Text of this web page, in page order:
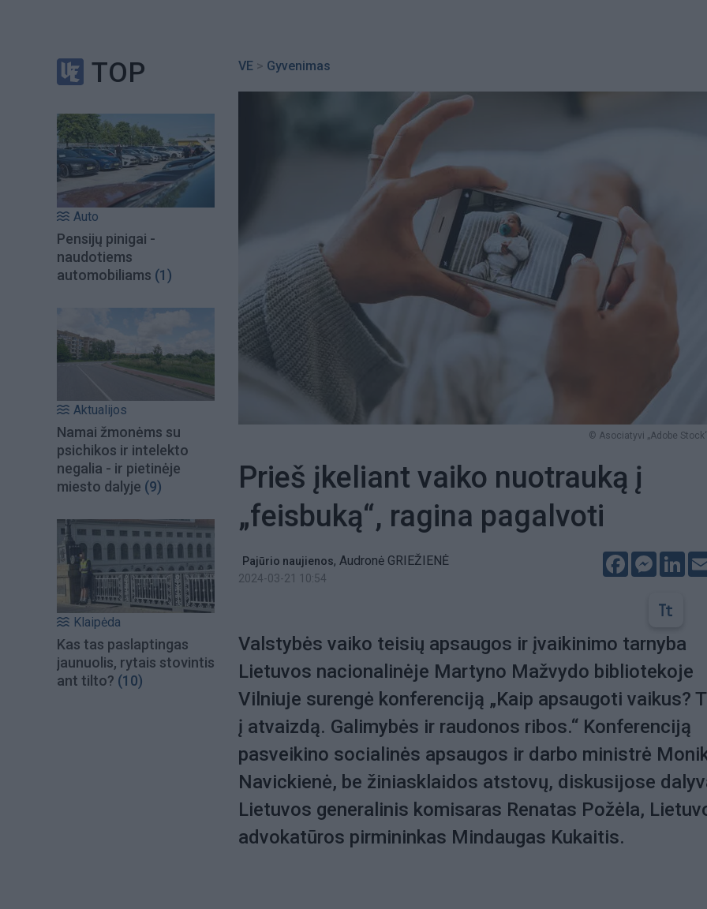
TOP
Auto
Pensijų pinigai -
naudotiems
automobiliams (1)
Aktualijos
Namai žmonėms su
psichikos ir intelekto
negalia - ir pietinėje
miesto dalyje (9)
Klaipėda
Kas tas paslaptingas
jaunuolis, rytais stovintis
ant tilto? (10)
VE > Gyvenimas
© Asociatyvi „Adobe
Prieš įkeliant vaiko nuotrauką į
„feisbuką“, ragina pagalvoti
Pajūrio naujienos, Audronė GRIEŽIENĖ
2024-03-21 10:54
Facebook
Valstybės vaiko teisių apsaugos ir įvaikinimo tarnyba
Lietuvos nacionalinėje Martyno Mažvydo bibliotekoje
Vilniuje surengė konferenciją „Kaip apsaugoti vaikus?
į atvaizdą. Galimybės ir raudonos ribos.“ Konferenciją
pasveikino socialinės apsaugos ir darbo ministrė
Navickienė, be žiniasklaidos atstovų, diskusijose
Lietuvos generalinis komisaras Renatas Požėla,
advokatūros pirmininkas Mindaugas Kukaitis.